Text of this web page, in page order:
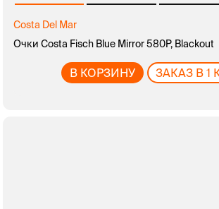
Costa Del Mar
Очки Costa Fisch Blue Mirror 580P, Blackout
В КОРЗИНУ ЗАКАЗ В 1